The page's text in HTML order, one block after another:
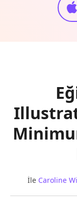
İle Caroline